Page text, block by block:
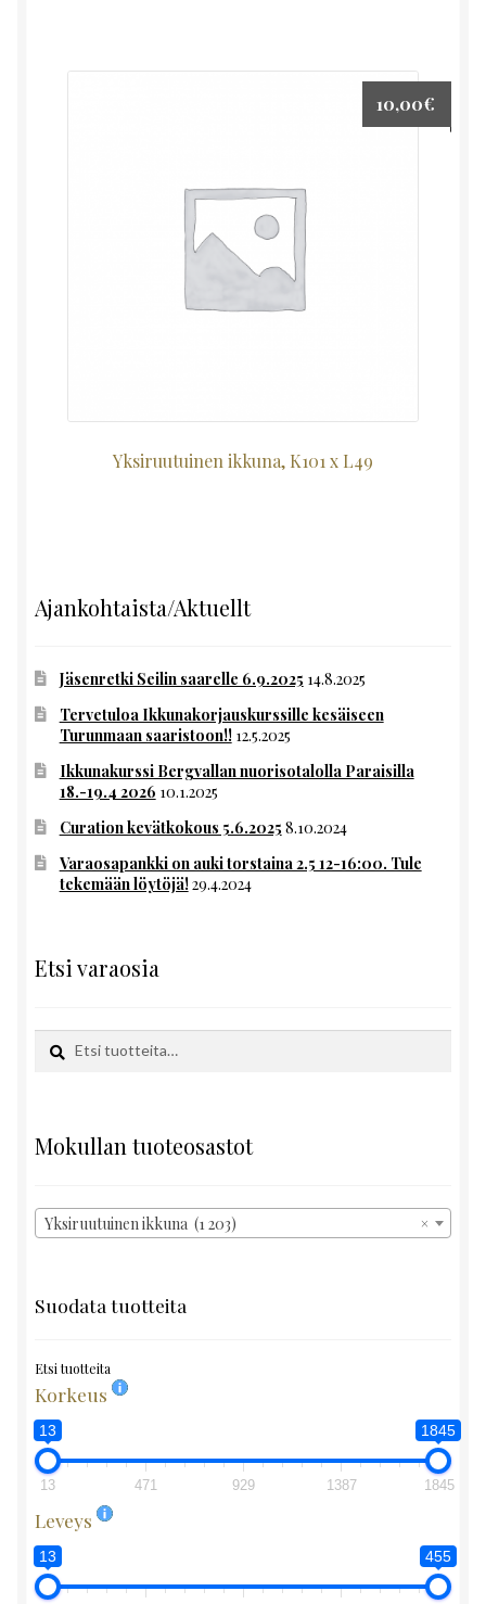
Yksiruutuinen ikkuna, K101 x L49
10,00€
Ajankohtaista/Aktuellt
Jäsenretki Seilin saarelle 6.9.2025 14.8.2025
Tervetuloa Ikkunakorjauskurssille kesäiseen
Turunmaan saaristoon!! 12.5.2025
Ikkunakurssi Bergvallan nuorisotalolla Paraisilla
18.-19.4 2026 10.1.2025
Curation kevätkokous 5.6.2025 8.10.2024
Varaosapankki on auki torstaina 2.5 12-16:00. Tule
tekemään löytöjä!29.4.2024
Etsi varaosia
Etsi:
Haku
Mokullan tuoteosastot
×
Yksiruutuinen ikkuna (1 203)
Suodata tuotteita
Etsi tuotteita
Korkeus
13 1845
13 471 929 1387 1845
Leveys
13 455